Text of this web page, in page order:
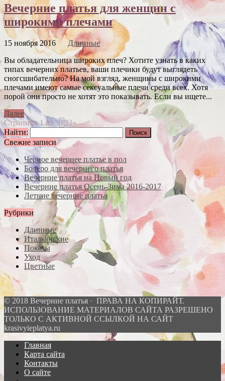
Вечерние платья для женщин с
широкими плечами
15 ноября 2016
Длинные
Вы обладательница широких плеч? Хотите узнать в каких
типах вечерних платьев, ваши плечики будут выглядеть
сногсшибательно? На мой взгляд, женщины с широкими
плечами имеют самые сексуальные плечи среди всех. Хотя
порой они просто не хотят это показывать. Если вы ищете...
Далее
Страница 1 из 31 23»
Найти:
Свежие записи
Черное вечернее платье в пол
Болеро для вечернего платья
Вечерние платья на Новый год
Вечерние платья Осень-Зима 2016-2017
Летние вечерние платья
Рубрики
Длинные
Итальянские
Показы
Уход
Цветные
© 2018 Вечерние платья · ПРАВА НА КОПИРАЙТ.
ИСПОЛЬЗОВАНИЕ МАТЕРИАЛОВ САЙТА РАЗРЕШЕНО
ТОЛЬКО С АКТИВНОЙ ССЫЛКОЙ НА САЙТ
krasivyieplatya.ru
Главная
Карта сайта
Контакты
О сайте